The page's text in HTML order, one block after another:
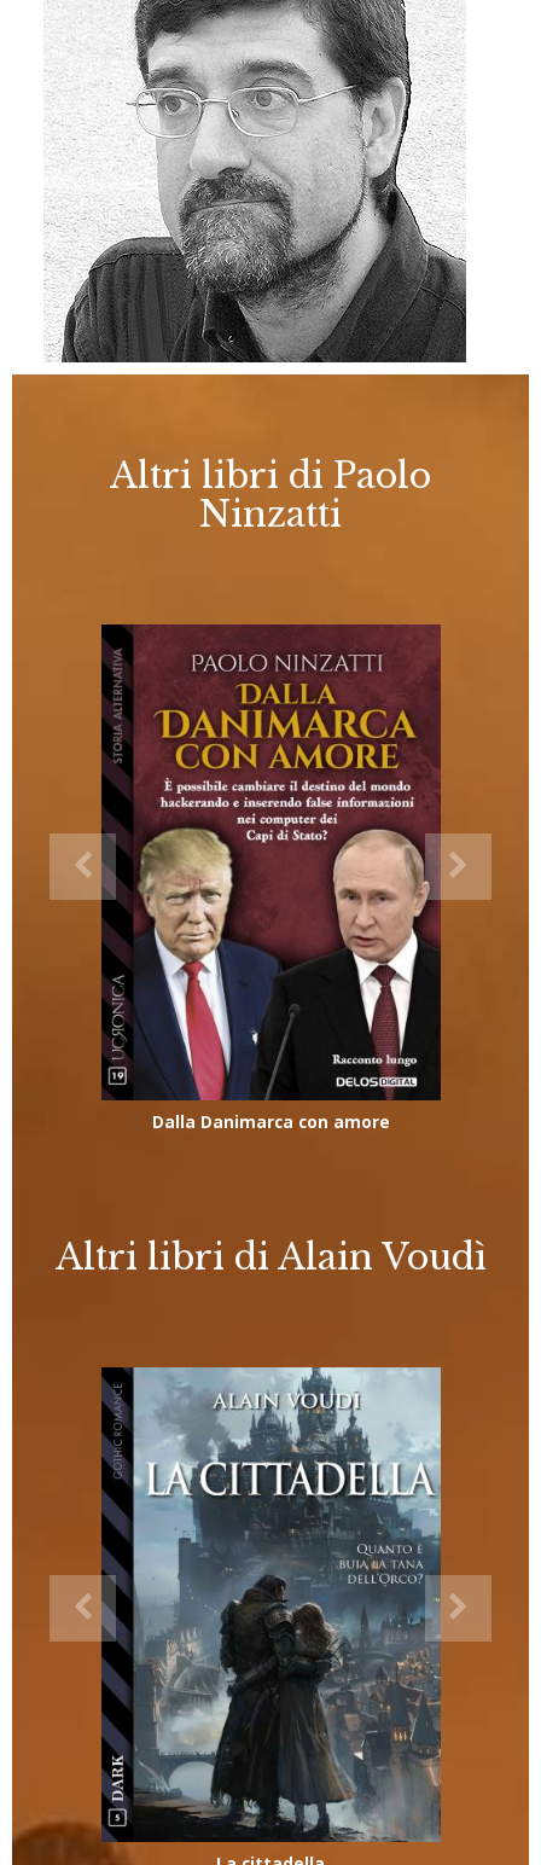
Altri libri di Paolo
Ninzatti
Dalla Danimarca con amore
Altri libri di Alain Voudì